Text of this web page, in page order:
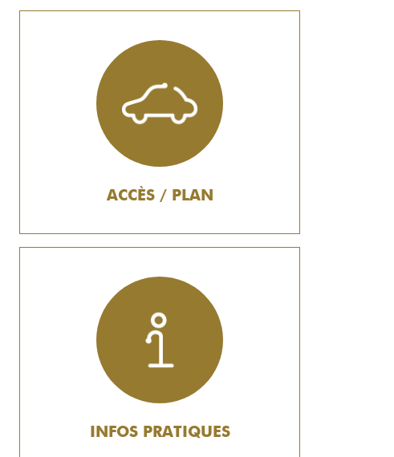
ACCÈS / PLAN
INFOS PRATIQUES